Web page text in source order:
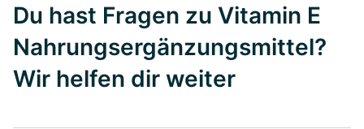
Du hast Fragen zu Vitamin E
Nahrungsergänzungsmittel?
Wir helfen dir weiter